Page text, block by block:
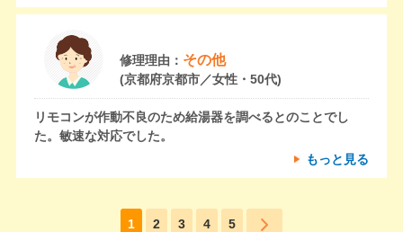
修理理由： その他
(京都府京都市／女性・50代)
リモコンが作動不良のため給湯器を調べるとのことでし
た。敏速な対応でした。
もっと見る
1 2 3 4 5